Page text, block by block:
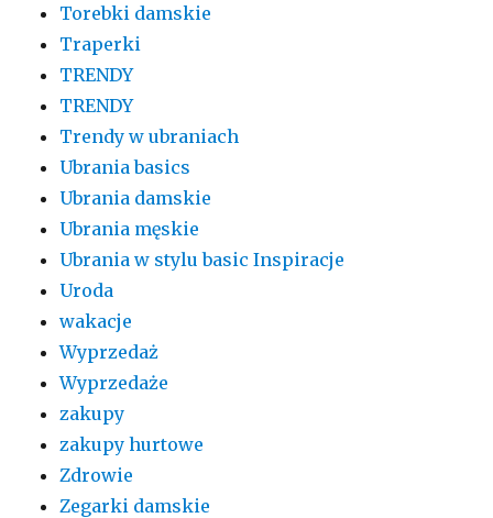
Torebki damskie
Traperki
TRENDY
TRENDY
Trendy w ubraniach
Ubrania basics
Ubrania damskie
Ubrania męskie
Ubrania w stylu basic Inspiracje
Uroda
wakacje
Wyprzedaż
Wyprzedaże
zakupy
zakupy hurtowe
Zdrowie
Zegarki damskie